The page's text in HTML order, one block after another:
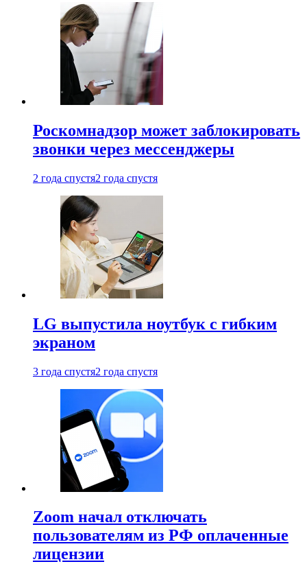
Роскомнадзор может заблокировать
звонки через мессенджеры
2 года спустя2 года спустя
LG выпустила ноутбук с гибким
экраном
3 года спустя2 года спустя
Zoom начал отключать
пользователям из РФ оплаченные
лицензии